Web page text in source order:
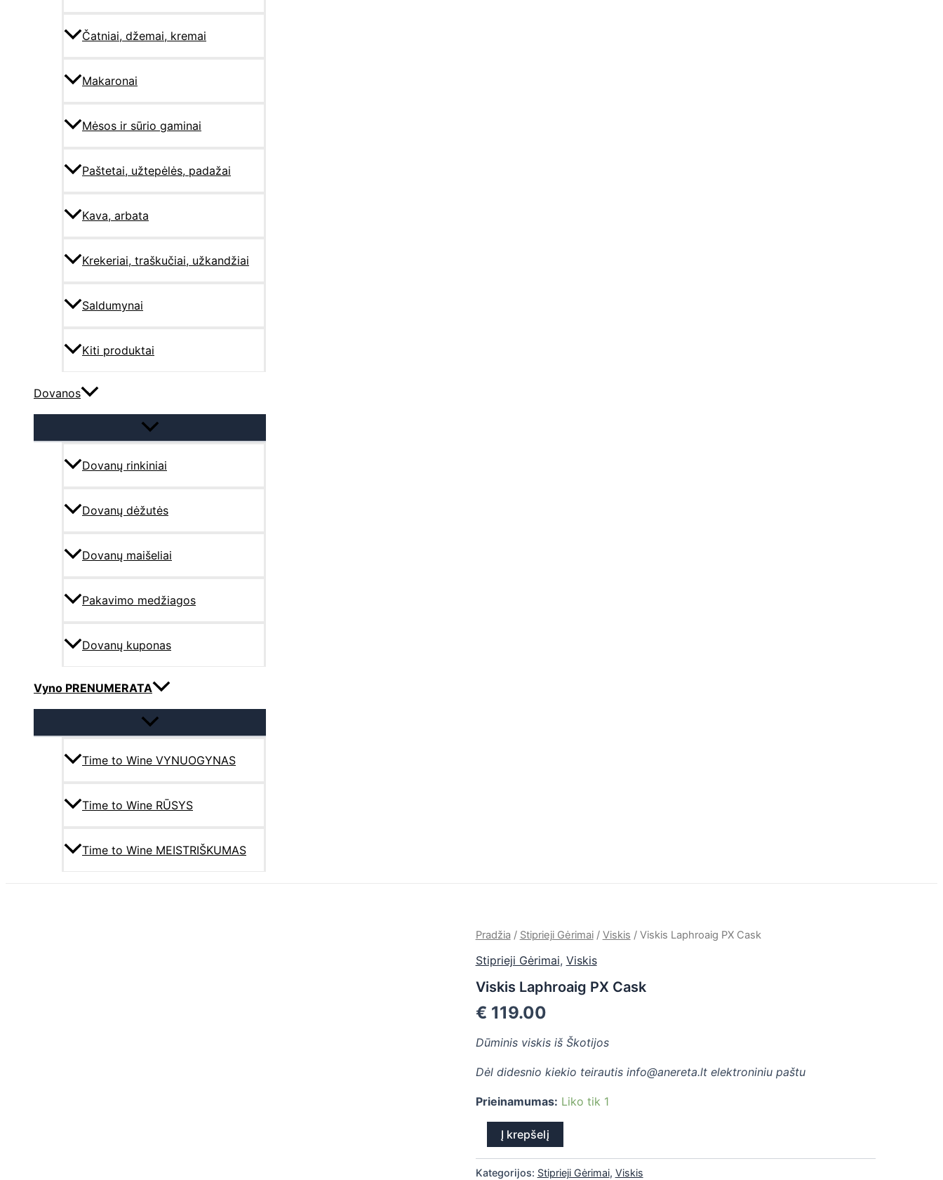
Čatniai, džemai, kremai
Makaronai
Mėsos ir sūrio gaminai
Paštetai, užtepėlės, padažai
Kava, arbata
Krekeriai, traškučiai, užkandžiai
Saldumynai
Kiti produktai
Dovanos
Dovanų rinkiniai
Dovanų dėžutės
Dovanų maišeliai
Pakavimo medžiagos
Dovanų kuponas
Vyno PRENUMERATA
Time to Wine VYNUOGYNAS
Time to Wine RŪSYS
Time to Wine MEISTRIŠKUMAS
Pradžia / Stiprieji Gėrimai/ Viskis / Viskis Laphroaig PX Cask
Stiprieji Gėrimai, Viskis
Viskis Laphroaig PX Cask
€ 119.00
Dūminis viskis iš Škotijos
Dėl didesnio kiekio teirautis info@anereta.lt elektroniniu paštu
Prieinamumas: Liko tik 1
produkto
Viskis
PX
Į krepšelį
Kategorijos: Stiprieji Gėrimai, Viskis